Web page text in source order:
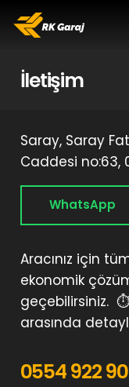
İletişim
Saray, Saray
Caddesi no:63,
WhatsApp
Aracınız için
ekonomik
geçebilirsiniz. ⏱
arasında
0554 922